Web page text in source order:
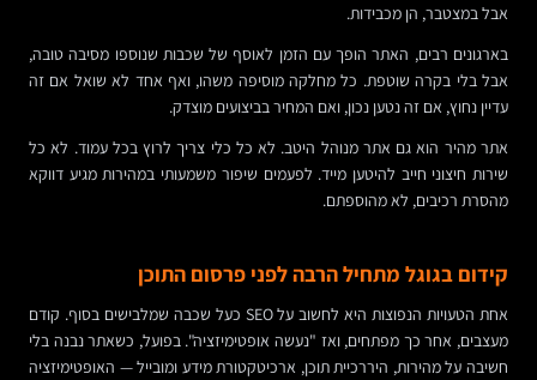
אבל במצטבר, הן מכבידות.
בארגונים רבים, האתר הופך עם הזמן לאוסף של שכבות שנוספו מסיבה טובה,
אבל בלי בקרה שוטפת. כל מחלקה מוסיפה משהו, ואף אחד לא שואל אם זה
עדיין נחוץ, אם זה נטען נכון, ואם המחיר בביצועים מוצדק.
אתר מהיר הוא גם אתר מנוהל היטב. לא כל כלי צריך לרוץ בכל עמוד. לא כל
שירות חיצוני חייב להיטען מייד. לפעמים שיפור משמעותי במהירות מגיע דווקא
מהסרת רכיבים, לא מהוספתם.
קידום בגוגל מתחיל הרבה לפני פרסום התוכן
אחת הטעויות הנפוצות היא לחשוב על SEO כעל שכבה שמלבישים בסוף. קודם
מעצבים, אחר כך מפתחים, ואז "נעשה אופטימיזציה". בפועל, כשאתר נבנה בלי
חשיבה על מהירות, היררכיית תוכן, ארכיטקטורת מידע ומובייל — האופטימיזציה